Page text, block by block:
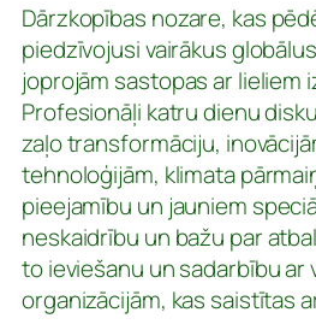
Dārzkopības nozare, kas
piedzīvojusi vairākus
joprojām sastopas ar lieliem
Profesionāļi katru dienu
zaļo transformāciju,
tehnoloģijām, klimata
pieejamību un jauniem
neskaidrību un bažu par
to ieviešanu un sadarbību ar
organizācijām, kas saistītas